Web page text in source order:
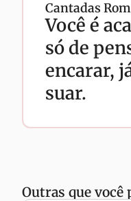
Cantadas
Você é
só de
encarar,
suar.
Outras que você